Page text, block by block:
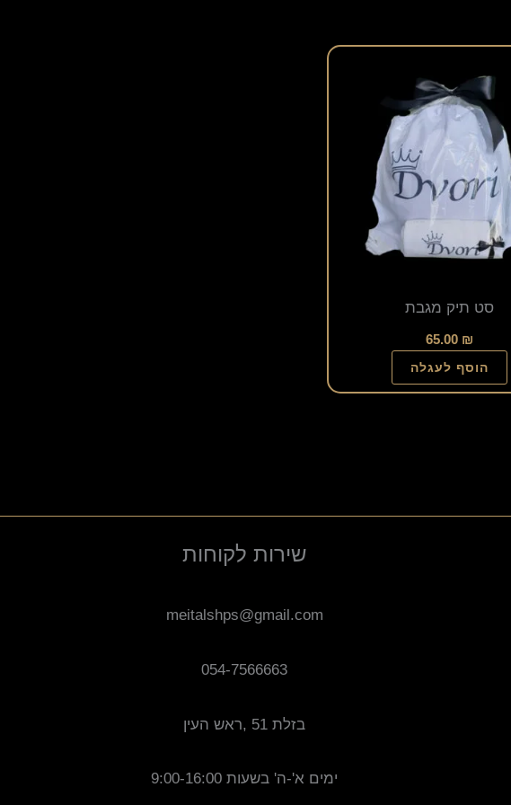
סט תיק מגבת
65.00 ₪
הוסף לעגלה
שירות לקוחות
meitalshps@gmail.com
054-7566663
בזלת 51 ,ראש העין
ימים א'-ה' בשעות 9:00-16:00